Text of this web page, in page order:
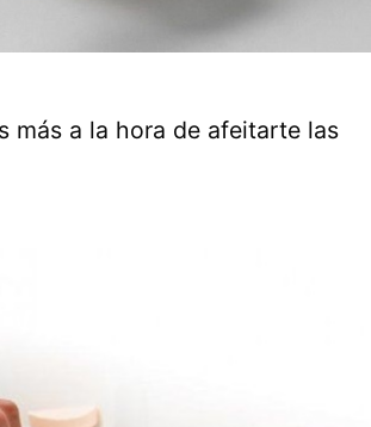
más a la hora de afeitarte las